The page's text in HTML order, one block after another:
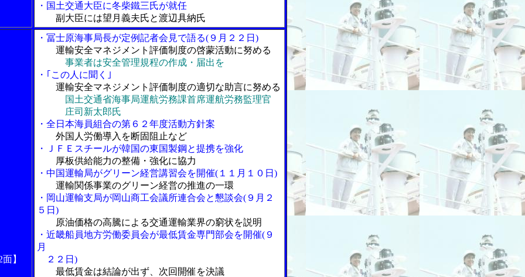
・国土交通大臣に冬柴鐵三氏が就任
副大臣には望月義夫氏と渡辺具納氏
】
・冨士原海事局長が定例記者会見で語る(９月２２日)
運輸安全マネジメント評価制度の啓蒙活動に努める
事業者は安全管理規程の作成・届出を
・｢この人に聞く｣
運輸安全マネジメント評価制度の適切な助言に努める
国土交通省海事局運航労務課首席運航労務監理官
庄司新太郎氏
・全日本海員組合の第６２年度活動方針案
外国人労働導入を断固阻止など
・ＪＦＥスチールが韓国の東国製鋼と提携を強化
厚板供給能力の整備・強化に協力
・中国運輸局がグリーン経営講習会を開催(１１月１０日)
運輸関係事業のグリーン経営の推進の一環
・岡山運輸支局が岡山商工会議所連合会と懇談会(９月２
５日)
原油価格の高騰による交通運輸業界の窮状を説明
・近畿船員地方労働委員会が最低賃金専門部会を開催(９
月
２２日)
最低賃金は結論が出ず、次回開催を決議